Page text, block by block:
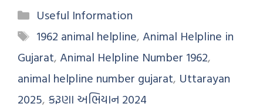
Useful Information
1962 animal helpline, Animal Helpline in
Gujarat, Animal Helpline Number 1962,
animal helpline number gujarat, Uttarayan
2025, કરૂણા અભિયાન 2024